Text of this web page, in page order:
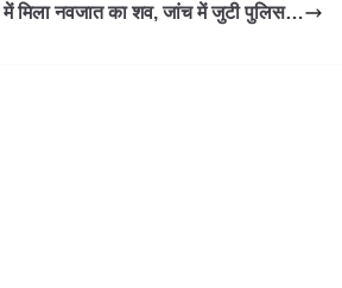
में मिला नवजात का शव, जांच में जुटी पुलिस…